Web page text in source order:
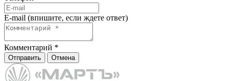
E-mail (впишите, если ждете ответ)
Комментарий *
Отправить Отмена